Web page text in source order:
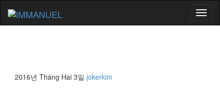
2016년 Tháng Hai 3일 jokerkim